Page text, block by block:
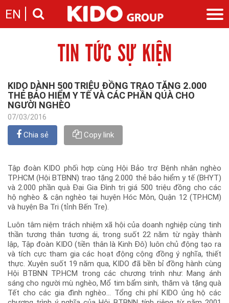
EN
Câu chuyện KIDO
Cam kết của KIDO
Nhà sáng lập
Ngành gia vị
Ngành bánh
Tin tức
Tin tức & sự kiện
Thông cáo báo chí của tập đoàn
Nhà đầu tư
Thông điệp
Ban điều hành
Báo cáo
Các công ty thành viên
Liên hệ
Liên hệ
Nghề nghiệp
Nhu cầu tuyển dụng
TIN TỨC SỰ KIỆN
KIDO DÀNH 500 TRIỆU ĐỒNG TRAO TẶNG 2.000
THẺ BẢO HIỂM Y TẾ VÀ CÁC PHẦN QUÀ CHO
NGƯỜI NGHÈO
07/03/2016
Chia sẻ Copy link
Tập đoàn KIDO phối hợp cùng Hội Bảo trợ Bệnh nhân nghèo
TP.HCM (Hội BTBNN) trao tặng 2.000 thẻ bảo hiểm y tế (BHYT)
và 2.000 phần quà Đại Gia Đình trị giá 500 triệu đồng cho các
hộ nghèo & cận nghèo tại huyện Hóc Môn, Quận 12 (TP.HCM)
và huyện Ba Tri (tỉnh Bến Tre).
Luôn tâm niệm trách nhiệm xã hội của doanh nghiệp cùng tinh
thần tương thân tương ái, trong suốt 22 năm từ ngày thành
lập, Tập đoàn KIDO (tiền thân là Kinh Đô) luôn chủ động tạo ra
và tích cực tham gia các hoạt động cộng đồng ý nghĩa, thiết
thực. Xuyên suốt 19 năm qua, KIDO đã bền bỉ đồng hành cùng
Hội BTBNN TP.HCM trong các chương trình như: Mang ánh
sáng cho người mù nghèo, Mổ tim bẩm sinh, thăm và tặng quà
Tết cho các gia đình nghèo… Tổng chi phí KIDO ủng hộ các